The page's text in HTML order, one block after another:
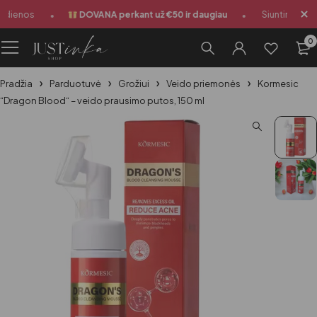
DOVANA perkant už €50 ir daugiau Siuntimas 1-
0
Pradžia Parduotuvė Grožiui Veido priemonės
Kormesic
“Dragon Blood“ – veido prausimo putos, 150 ml